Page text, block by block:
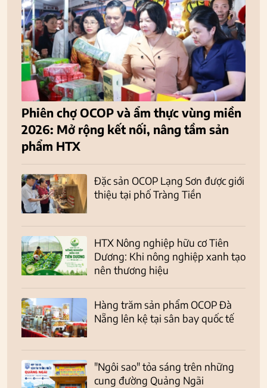
Phiên chợ OCOP và ẩm thực vùng miền
2026: Mở rộng kết nối, nâng tầm sản
phẩm HTX
Đặc sản OCOP Lạng Sơn được giới
thiệu tại phố Tràng Tiền
HTX Nông nghiệp hữu cơ Tiên
Dương: Khi nông nghiệp xanh tạo
nên thương hiệu
Hàng trăm sản phẩm OCOP Đà
Nẵng lên kệ tại sân bay quốc tế
"Ngôi sao" tỏa sáng trên những
cung đường Quảng Ngãi